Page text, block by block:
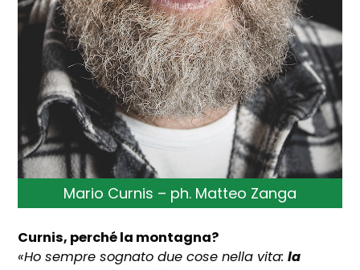
Mario Curnis – ph. Matteo Zanga
Curnis, perché la montagna?
«Ho sempre sognato due cose nella vita:la